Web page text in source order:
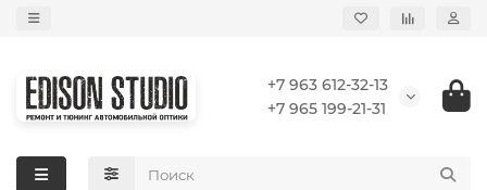
+7 963 612-32-13
+7 965 199-21-31